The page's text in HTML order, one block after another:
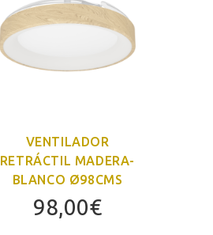
VENTILADOR
RETRÁCTIL MADERA-
BLANCO Ø98CMS
98,00€